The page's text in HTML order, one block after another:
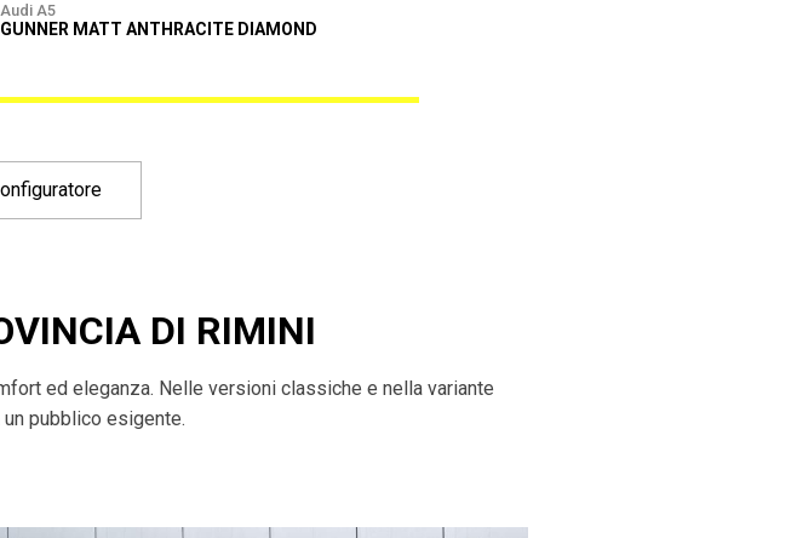
Audi A5
GUNNER MATT ANTHRACITE DIAMOND
DI RIMINI
ed eleganza. Nelle versioni classiche e nella variante
un pubblico esigente.